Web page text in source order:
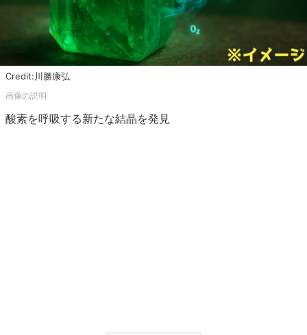
Credit:川勝康弘
酸素を呼吸する新たな結晶を発見